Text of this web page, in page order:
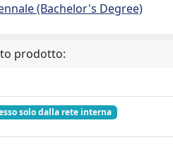
(Bachelor's Degree)
prodotto:
solo dalla rete interna